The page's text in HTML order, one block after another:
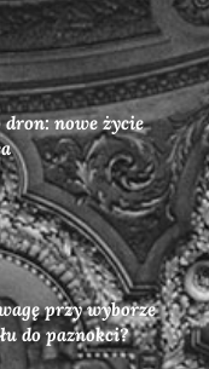
nowe życie
przy wyborze
do paznokci?